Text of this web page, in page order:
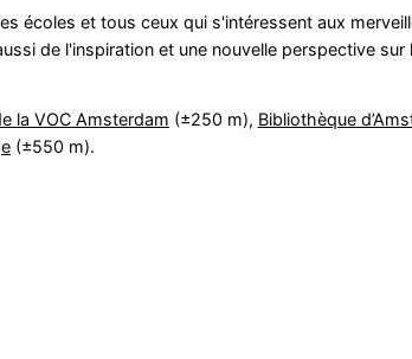
écoles et tous ceux qui s'intéressent aux
de l'inspiration et une nouvelle perspective sur
la VOC Amsterdam (±250 m), Bibliothèque
(±550 m).